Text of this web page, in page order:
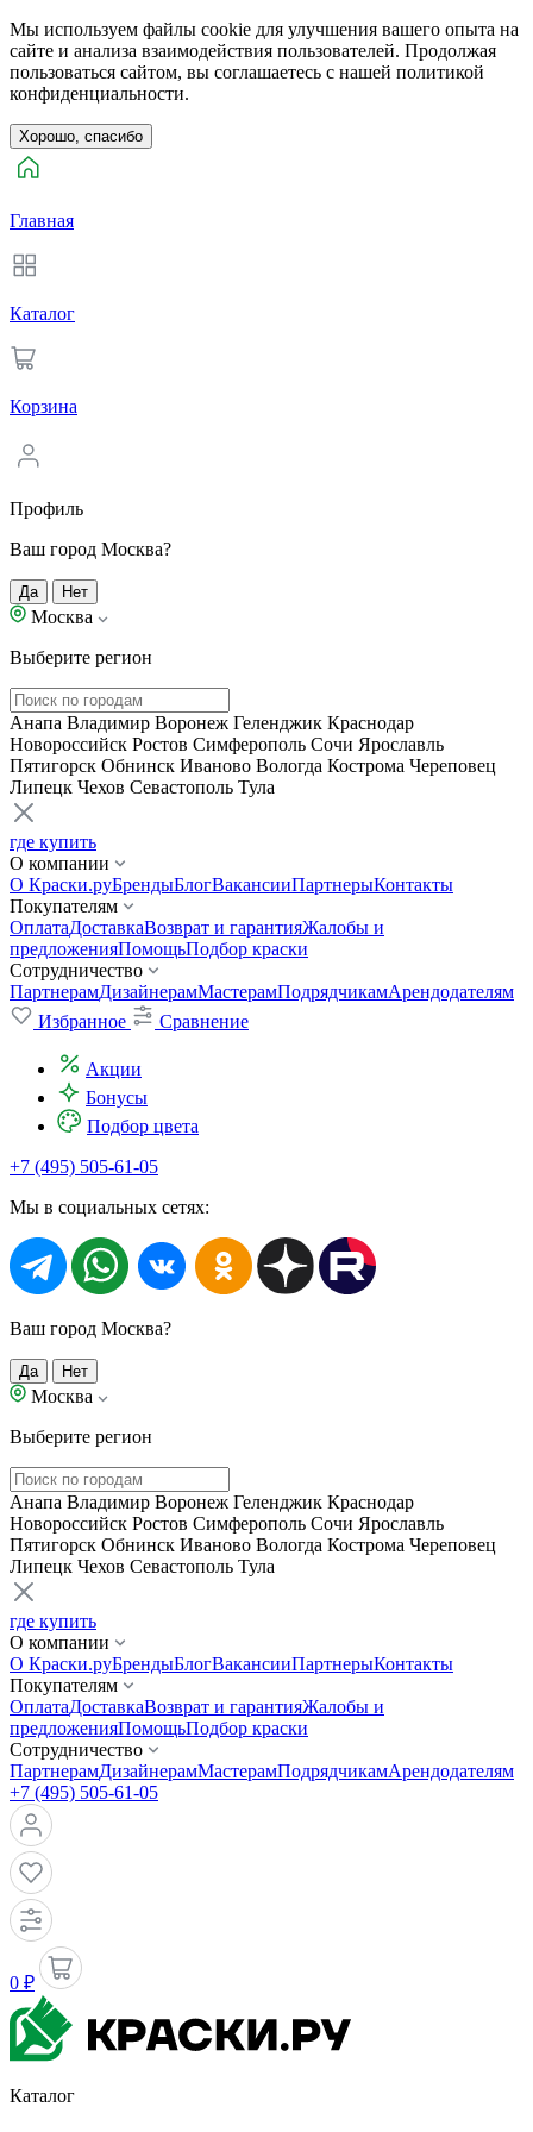
Мы используем файлы cookie для улучшения вашего опыта на
сайте и анализа взаимодействия пользователей. Продолжая
пользоваться сайтом, вы соглашаетесь с нашей политикой
конфиденциальности.
Хорошо, спасибо
Главная
Каталог
Корзина
Профиль
Ваш город Москва?
Да Нет
Москва
Выберите регион
Анапа Владимир Воронеж Геленджик Краснодар
Новороссийск Ростов Симферополь Сочи Ярославль
Пятигорск Обнинск Иваново Вологда Кострома Череповец
Липецк Чехов Севастополь Тула
где купить
О компании
О Краски.руБрендыБлогВакансииПартнерыКонтакты
Покупателям
ОплатаДоставкаВозврат и гарантияЖалобы и
предложенияПомощьПодбор краски
Сотрудничество
ПартнерамДизайнерамМастерамПодрядчикамАрендодателям
Избранное
Сравнение
Акции
Бонусы
Подбор цвета
+7 (495) 505-61-05
Мы в социальных сетях:
Ваш город Москва?
Да Нет
Москва
Выберите регион
Анапа Владимир Воронеж Геленджик Краснодар
Новороссийск Ростов Симферополь Сочи Ярославль
Пятигорск Обнинск Иваново Вологда Кострома Череповец
Липецк Чехов Севастополь Тула
где купить
О компании
О Краски.руБрендыБлогВакансииПартнерыКонтакты
Покупателям
ОплатаДоставкаВозврат и гарантияЖалобы и
предложенияПомощьПодбор краски
Сотрудничество
ПартнерамДизайнерамМастерамПодрядчикамАрендодателям
+7 (495) 505-61-05
0 ₽
Каталог